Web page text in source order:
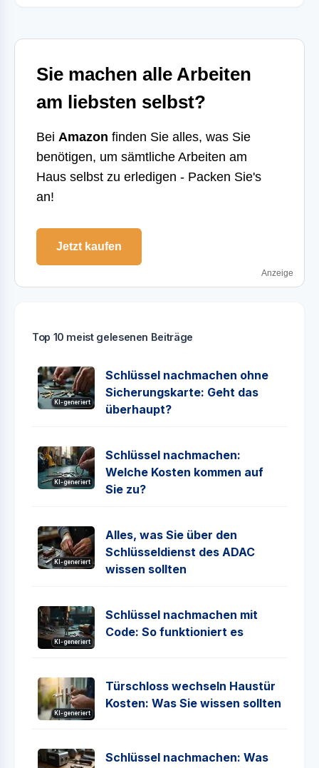
Sie machen alle Arbeiten
am liebsten selbst?
Bei Amazon finden Sie alles, was Sie
benötigen, um sämtliche Arbeiten am
Haus selbst zu erledigen - Packen Sie's
an!
Jetzt kaufen
Anzeige
Top 10 meist gelesenen Beiträge
KI-generiert
Schlüssel nachmachen ohne
Sicherungskarte: Geht das
überhaupt?
KI-generiert
Schlüssel nachmachen:
Welche Kosten kommen auf
Sie zu?
KI-generiert
Alles, was Sie über den
Schlüsseldienst des ADAC
wissen sollten
KI-generiert
Schlüssel nachmachen mit
Code: So funktioniert es
KI-generiert
Türschloss wechseln Haustür
Kosten: Was Sie wissen sollten
Schlüssel nachmachen: Was